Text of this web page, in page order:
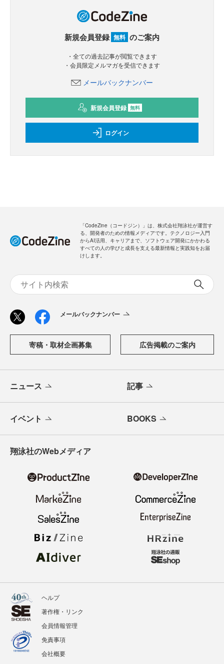
新規会員登録 無料
ログイン
からAI活用、キャリアまで、ソフトウェア開発にかかわる
すべての人の学びと成長を支える最新情報と実践知をお届
ニュース 記事
イベント BOOKS